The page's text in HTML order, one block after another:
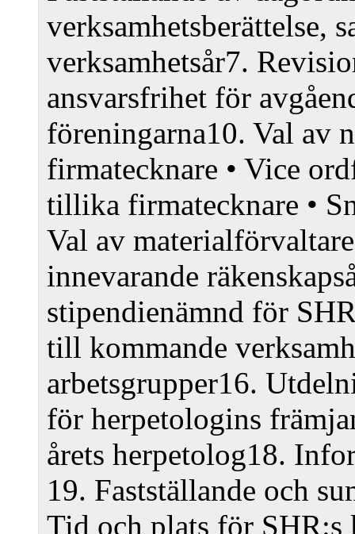
verksamhetsberättelse,
verksamhetsår7.
ansvarsfrihet för
föreningarna10. Val av
firmatecknare • Vice
tillika firmatecknare •
Val av materialförvaltare
innevarande
stipendienämnd för
till kommande
arbetsgrupper16.
för herpetologins
årets herpetolog18.
19. Fastställande och
Tid och plats för SHR:s